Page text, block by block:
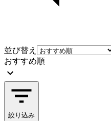
並び替え
おすすめ順
絞り込み